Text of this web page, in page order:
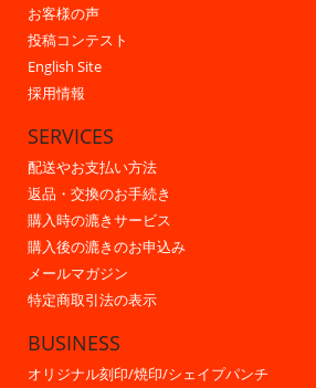
お客様の声
投稿コンテスト
English Site
採用情報
SERVICES
配送やお支払い方法
返品・交換のお手続き
購入時の漉きサービス
購入後の漉きのお申込み
メールマガジン
特定商取引法の表示
BUSINESS
オリジナル刻印/焼印/シェイプパンチ